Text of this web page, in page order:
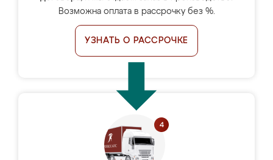
Возможна оплата в рассрочку без %.
УЗНАТЬ О РАССРОЧКЕ